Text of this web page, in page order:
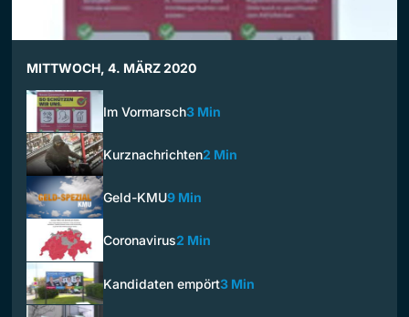
MITTWOCH, 4. MÄRZ 2020
Im Vormarsch3 Min
Kurznachrichten2 Min
Geld-KMU9 Min
Coronavirus2 Min
Kandidaten empört3 Min